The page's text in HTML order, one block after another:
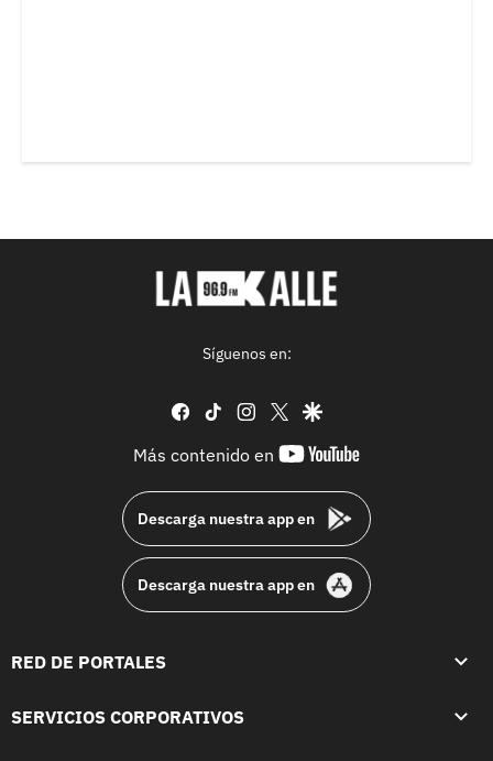
Síguenos en:
facebook
tiktok instagram
twittergoogle
Más contenido en
youtube-
Descarga nuestra app en
Descarga nuestra app en
RED DE PORTALES
SERVICIOS CORPORATIVOS